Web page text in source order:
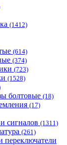
(1412)
(614)
(374)
(723)
(1528)
болтовые (18)
(17)
сигналов (1311)
(261)
переключатели